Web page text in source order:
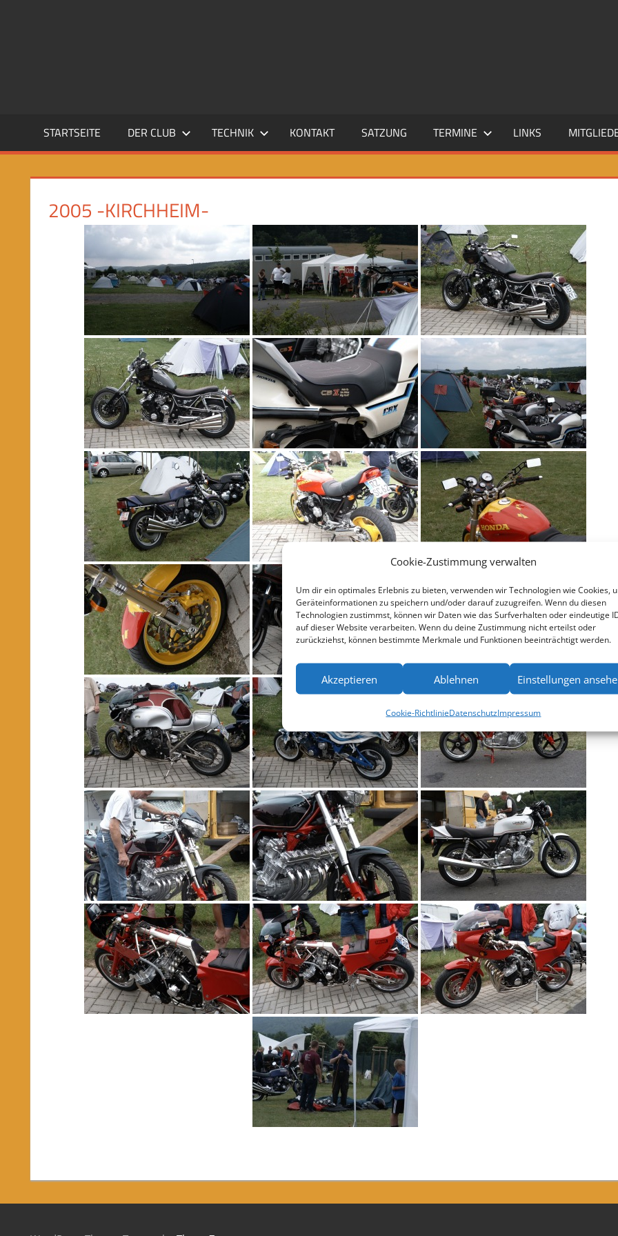
Cookie-Zustimmung verwalten
Um dir ein optimales Erlebnis zu bieten, verwenden wir Technologien wie Cookies,
Geräteinformationen zu speichern und/oder darauf zuzugreifen. Wenn du diesen
Technologien zustimmst, können wir Daten wie das Surfverhalten oder eindeutige
auf dieser Website verarbeiten. Wenn du deine Zustimmung nicht erteilst oder
zurückziehst, können bestimmte Merkmale und Funktionen beeinträchtigt werden.
Akzeptieren Ablehnen Einstellungen
Cookie-RichtlinieDatenschutzImpressum
STARTSEITE DER CLUB TECHNIK KONTAKT SATZUNG TERMINE LINKS
2005 -KIRCHHEIM-